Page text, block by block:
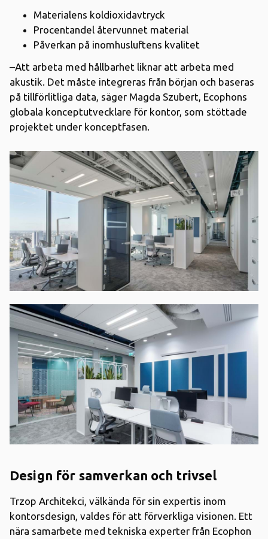
Materialens koldioxidavtryck
Procentandel återvunnet material
Påverkan på inomhusluftens kvalitet
–Att arbeta med hållbarhet liknar att arbeta med
akustik. Det måste integreras från början och baseras
på tillförlitliga data, säger Magda Szubert, Ecophons
globala konceptutvecklare för kontor, som stöttade
projektet under konceptfasen.
Design för samverkan och trivsel
Trzop Architekci, välkända för sin expertis inom
kontorsdesign, valdes för att förverkliga visionen. Ett
nära samarbete med tekniska experter från Ecophon